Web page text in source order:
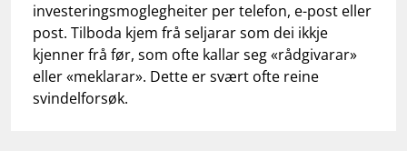
investeringsmoglegheiter per telefon, e-post eller
post. Tilboda kjem frå seljarar som dei ikkje
kjenner frå før, som ofte kallar seg «rådgivarar»
eller «meklarar». Dette er svært ofte reine
svindelforsøk.